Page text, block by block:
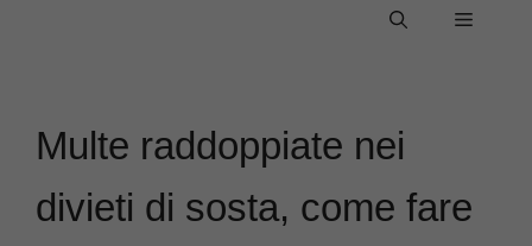
Menu
Multe raddoppiate nei
divieti di sosta, come fare